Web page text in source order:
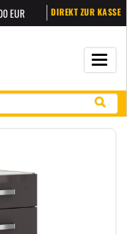
EUR DIREKT ZUR KASSE